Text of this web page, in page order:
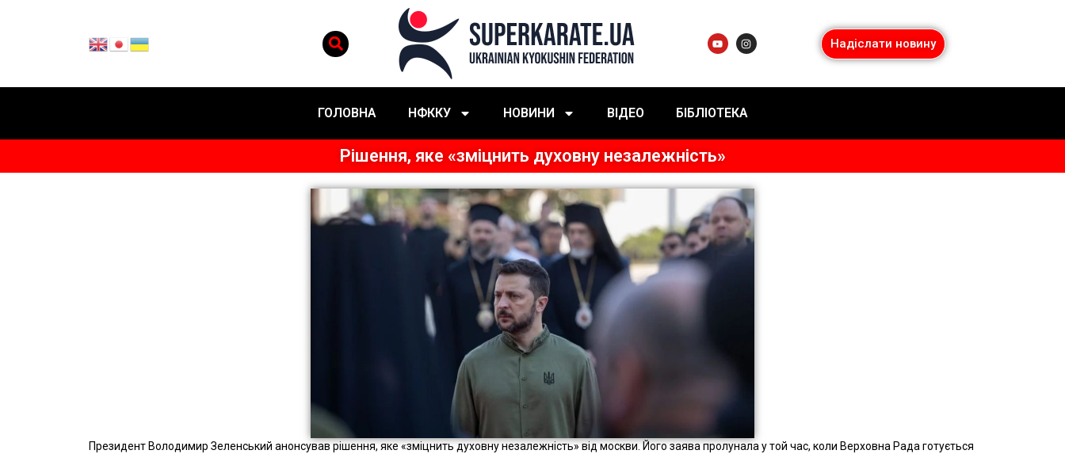
Надіслати новину
ГОЛОВНА НФККУ НОВИНИ ВІДЕО БІБЛІОТЕКА
Рішення, яке «зміцнить духовну незалежність»
Президент Володимир Зеленський анонсував рішення, яке «зміцнить духовну незалежність» від москви. Його заява пролунала у той час, коли Верховна Рада готується